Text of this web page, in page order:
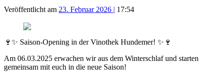
Veröffentlicht am 23. Februar 2026 | 17:54
🍷✨ Saison-Opening in der Vinothek Hundemer! ✨🍷
Am 06.03.2025 erwachen wir aus dem Winterschlaf und starten
gemeinsam mit euch in die neue Saison!